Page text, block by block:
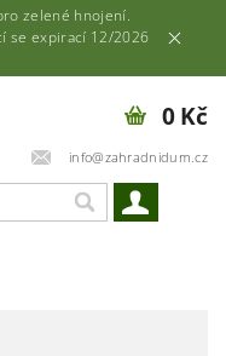
zelené hnojení.
se expirací 12/2026
info@zahradnidum.cz
0 Kč